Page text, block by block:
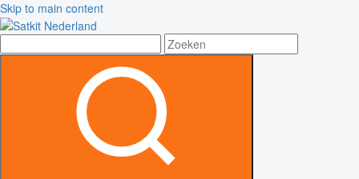
Skip to main content